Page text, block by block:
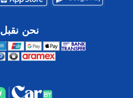
نحن نقبل